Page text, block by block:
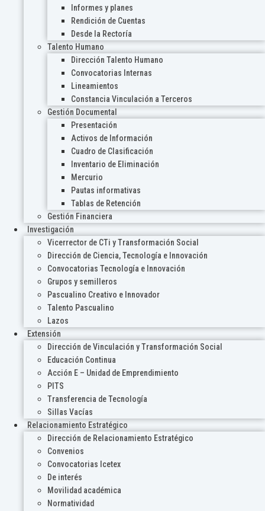
Informes y planes
Rendición de Cuentas
Desde la Rectoría
Talento Humano
Dirección Talento Humano
Convocatorias Internas
Lineamientos
Constancia Vinculación a Terceros
Gestión Documental
Presentación
Activos de Información
Cuadro de Clasificación
Inventario de Eliminación
Mercurio
Pautas informativas
Tablas de Retención
Gestión Financiera
Investigación
Vicerrector de CTi y Transformación Social
Dirección de Ciencia, Tecnología e Innovación
Convocatorias Tecnología e Innovación
Grupos y semilleros
Pascualino Creativo e Innovador
Talento Pascualino
Lazos
Extensión
Dirección de Vinculación y Transformación Social
Educación Continua
Acción E – Unidad de Emprendimiento
PITS
Transferencia de Tecnología
Sillas Vacías
Relacionamiento Estratégico
Dirección de Relacionamiento Estratégico
Convenios
Convocatorias Icetex
De interés
Movilidad académica
Normatividad